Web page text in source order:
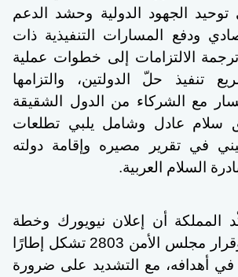
الجهود الدولية وحشد الدعم
ودفع المسارات التنفيذية ذات
ترجمة الالتزامات إلى خطوات عملية
تنفيذ حلّ الدولتين، والتزامها
مع الشركاء من الدول الشقيقة
سلام عادل وشامل يلبي تطلعات
في تقرير مصيره وإقامة دولته
السلام العربية.
المملكة أن إعلان نيويورك وخطة
السلام الشاملة وقرار مجلس الأمن 2803 تشكل إطارًا
في أهدافه، مع التشديد على ضرورة